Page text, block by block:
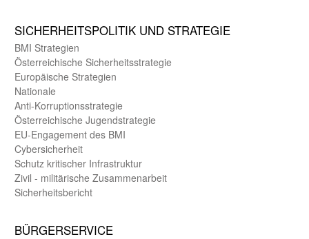
SICHER­HEITS­POLITIK UND STRATEGIE
BMI Strategien
Öster­reichische Sicherheits­strategie
Europäische Strategien
Nationale
Anti-Korruptions­strategie
Öster­reichische Jugend­strategie
EU-Engagement des BMI
Cybersicherheit
Schutz kritischer Infra­struktur
Zivil - militärische Zusammen­arbeit
Sicherheits­bericht
BÜRGER­SERVICE